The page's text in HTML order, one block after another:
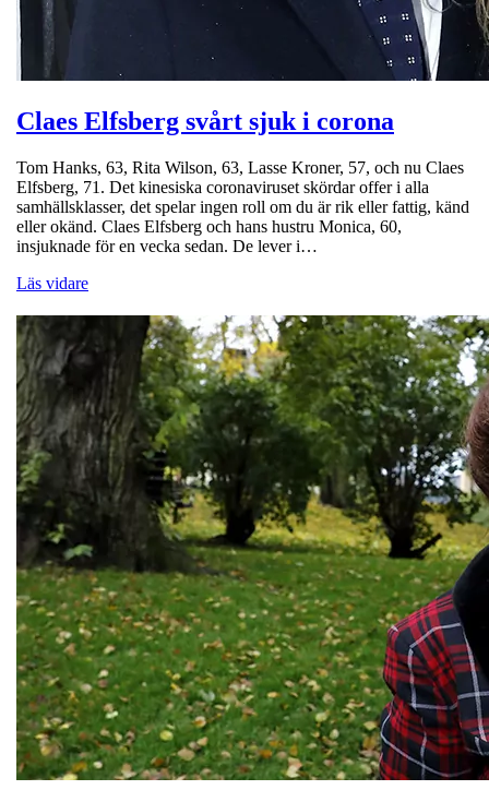
Claes Elfsberg svårt sjuk i corona
Tom Hanks, 63, Rita Wilson, 63, Lasse Kroner, 57, och nu Claes
Elfsberg, 71. Det kinesiska coronaviruset skördar offer i alla
samhällsklasser, det spelar ingen roll om du är rik eller fattig, känd
eller okänd. Claes Elfsberg och hans hustru Monica, 60,
insjuknade för en vecka sedan. De lever i…
Läs vidare